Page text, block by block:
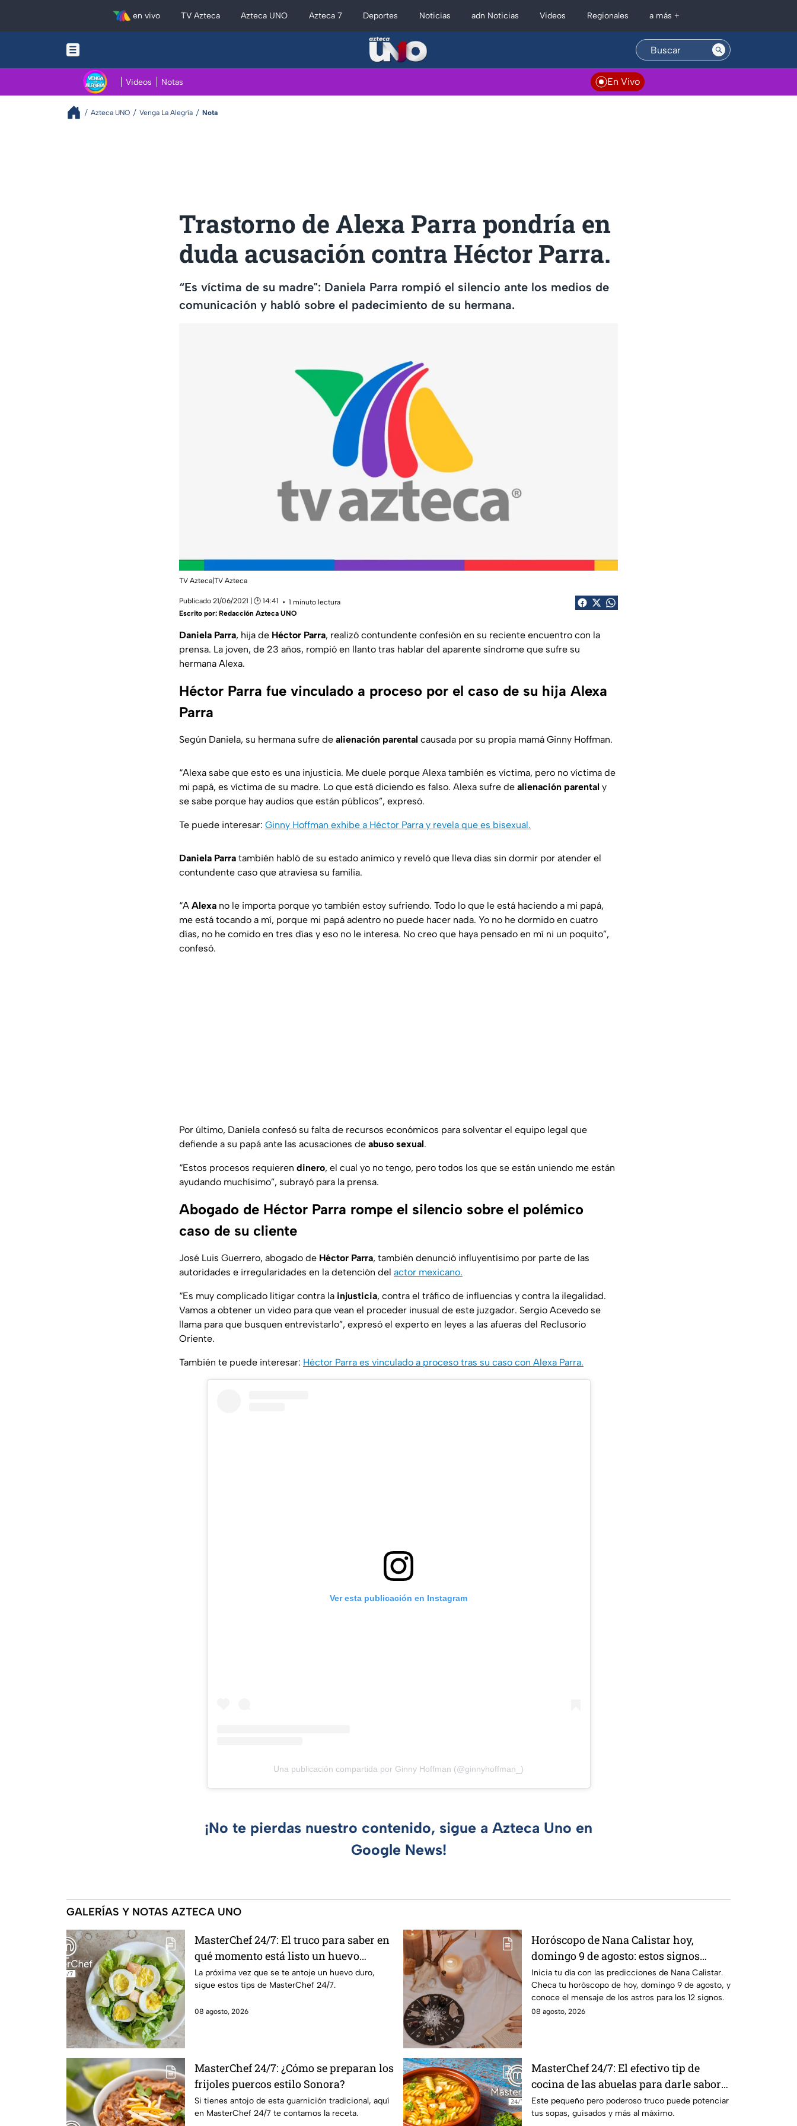
en vivo TV Azteca Azteca UNO Azteca 7 Deportes Noticias adn Noticias Videos Regionales a más +
Videos Notas En Vivo
Azteca UNO Venga La Alegría Nota
Trastorno de Alexa Parra pondría en
duda acusación contra Héctor Parra.
“Es víctima de su madre": Daniela Parra rompió el silencio ante los medios de
comunicación y habló sobre el padecimiento de su hermana.
TV Azteca|TV Azteca
Publicado 21/06/2021 | 🕑 14:41
1 minuto lectura
Escrito por: Redacción Azteca UNO
Daniela Parra, hija de Héctor Parra, realizó contundente confesión en su reciente encuentro con la
prensa. La joven, de 23 años, rompió en llanto tras hablar del aparente síndrome que sufre su
hermana Alexa.
Héctor Parra fue vinculado a proceso por el caso de su hija Alexa
Parra
Según Daniela, su hermana sufre de alienación parental causada por su propia mamá Ginny Hoffman.
“Alexa sabe que esto es una injusticia. Me duele porque Alexa también es víctima, pero no víctima de
mi papá, es víctima de su madre. Lo que está diciendo es falso. Alexa sufre de alienación parental y
se sabe porque hay audios que están públicos”, expresó.
Te puede interesar: Ginny Hoffman exhibe a Héctor Parra y revela que es bisexual.
Daniela Parra también habló de su estado anímico y reveló que lleva días sin dormir por atender el
contundente caso que atraviesa su familia.
“A Alexa no le importa porque yo también estoy sufriendo. Todo lo que le está haciendo a mi papá,
me está tocando a mí, porque mi papá adentro no puede hacer nada. Yo no he dormido en cuatro
días, no he comido en tres días y eso no le interesa. No creo que haya pensado en mí ni un poquito”,
confesó.
Por último, Daniela confesó su falta de recursos económicos para solventar el equipo legal que
defiende a su papá ante las acusaciones de abuso sexual.
“Estos procesos requieren dinero, el cual yo no tengo, pero todos los que se están uniendo me están
ayudando muchísimo”, subrayó para la prensa.
Abogado de Héctor Parra rompe el silencio sobre el polémico
caso de su cliente
José Luis Guerrero, abogado de Héctor Parra, también denunció influyentísimo por parte de las
autoridades e irregularidades en la detención del actor mexicano.
“Es muy complicado litigar contra la injusticia, contra el tráfico de influencias y contra la ilegalidad.
Vamos a obtener un video para que vean el proceder inusual de este juzgador. Sergio Acevedo se
llama para que busquen entrevistarlo”, expresó el experto en leyes a las afueras del Reclusorio
Oriente.
También te puede interesar: Héctor Parra es vinculado a proceso tras su caso con Alexa Parra.
Ver esta publicación en Instagram
Una publicación compartida por Ginny Hoffman (@ginnyhoffman_)
¡No te pierdas nuestro contenido, sigue a Azteca Uno en
Google News!
GALERÍAS Y NOTAS AZTECA UNO
MasterChef 24/7: El truco para saber en
qué momento está listo un huevo
cocido
La próxima vez que se te antoje un huevo duro,
sigue estos tips de MasterChef 24/7.
08 agosto, 2026
Horóscopo de Nana Calistar hoy,
domingo 9 de agosto: estos signos
tendrán ingresos extra
Inicia tu día con las predicciones de Nana Calistar.
Checa tu horóscopo de hoy, domingo 9 de agosto, y
conoce el mensaje de los astros para los 12 signos.
08 agosto, 2026
MasterChef 24/7: ¿Cómo se preparan los
frijoles puercos estilo Sonora?
Si tienes antojo de esta guarnición tradicional, aquí
en MasterChef 24/7 te contamos la receta.
MasterChef 24/7: El efectivo tip de
cocina de las abuelas para darle sabor
extra al caldillo
Este pequeño pero poderoso truco puede potenciar
tus sopas, guisados y más al máximo.